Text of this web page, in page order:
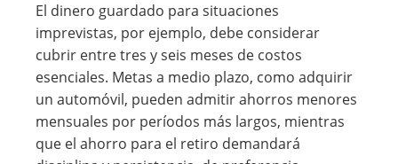
El dinero guardado para situaciones
imprevistas, por ejemplo, debe considerar
cubrir entre tres y seis meses de costos
esenciales. Metas a medio plazo, como adquirir
un automóvil, pueden admitir ahorros menores
mensuales por períodos más largos, mientras
que el ahorro para el retiro demandará